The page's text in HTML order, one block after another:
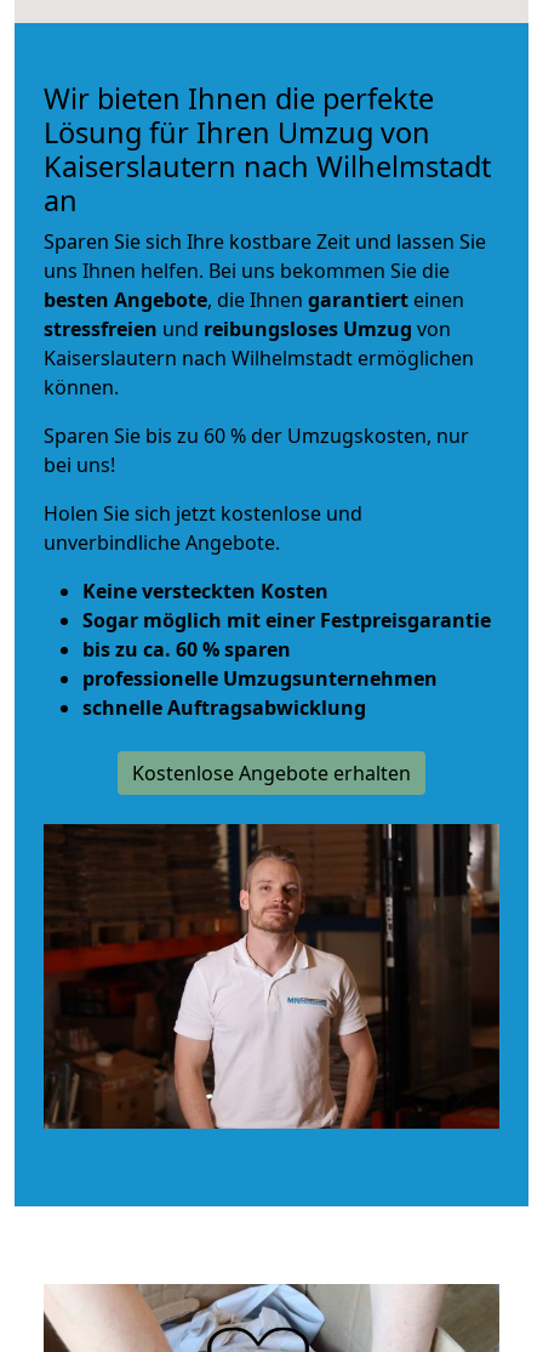
Wir bieten Ihnen die perfekte
Lösung für Ihren Umzug von
Kaiserslautern nach Wilhelmstadt
an
Sparen Sie sich Ihre kostbare Zeit und lassen Sie
uns Ihnen helfen. Bei uns bekommen Sie die
besten Angebote, die Ihnen garantiert einen
stressfreien und reibungsloses Umzug von
Kaiserslautern nach Wilhelmstadt ermöglichen
können.
Sparen Sie bis zu 60 % der Umzugskosten, nur
bei uns!
Holen Sie sich jetzt kostenlose und
unverbindliche Angebote.
Keine versteckten Kosten
Sogar möglich mit einer Festpreisgarantie
bis zu ca. 60 % sparen
professionelle Umzugsunternehmen
schnelle Auftragsabwicklung
Kostenlose Angebote erhalten